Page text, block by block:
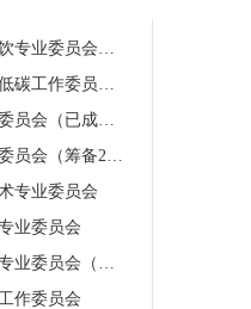
咖啡新茶饮专业委员会（筹备中2023.6）
食品工业低碳工作委员会（已成立，资料更新中）
酒业专业委员会（已成立，资料更新中）
名厨专业委员会（筹备2023.2.12）
专业委员会
业委员会
食品科普专业委员会（筹备中2021.3.27）
作委员会